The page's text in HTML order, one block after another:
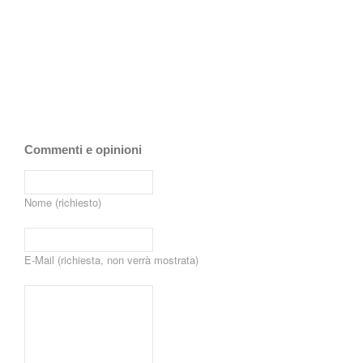
Commenti e opinioni
Nome (richiesto)
E-Mail (richiesta, non verrà mostrata)